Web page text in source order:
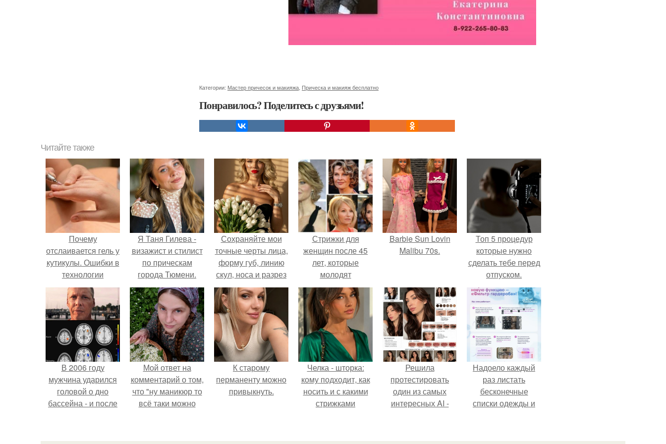
Категории: Мастер причесок и макияжа Прическа и макияж бесплатно
Понравилось? Поделитесь с друзьями!
Читайте также
Почему
отслаивается гель у
кутикулы. Ошибки в
технологии
маникюра
Я Таня Гилева -
визажист и стилист
по прическам
города Тюмени.
Сохраняйте мои
точные черты лица,
форму губ, линию
скул, носа и разрез
глаз.
Стрижки для
женщин после 45
лет, которые
молодят
Barbie Sun Lovin
Malibu 70s.
Топ 5 процедур
которые нужно
сделать тебе перед
отпуском.
В 2006 году
мужчина ударился
головой о дно
бассейна - и после
странным образом.
Мой ответ на
комментарий о том,
что "ну маникюр то
всё таки можно
К старому
перманенту можно
привыкнуть.
Челка - шторка:
кому подходит, как
носить и с какими
стрижками
Решила
протестировать
один из самых
интересных AI -
Надоело каждый
раз листать
бесконечные
списки одежды и
кусочкам?